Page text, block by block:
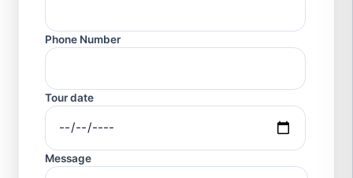
Phone Number
Tour date
Message